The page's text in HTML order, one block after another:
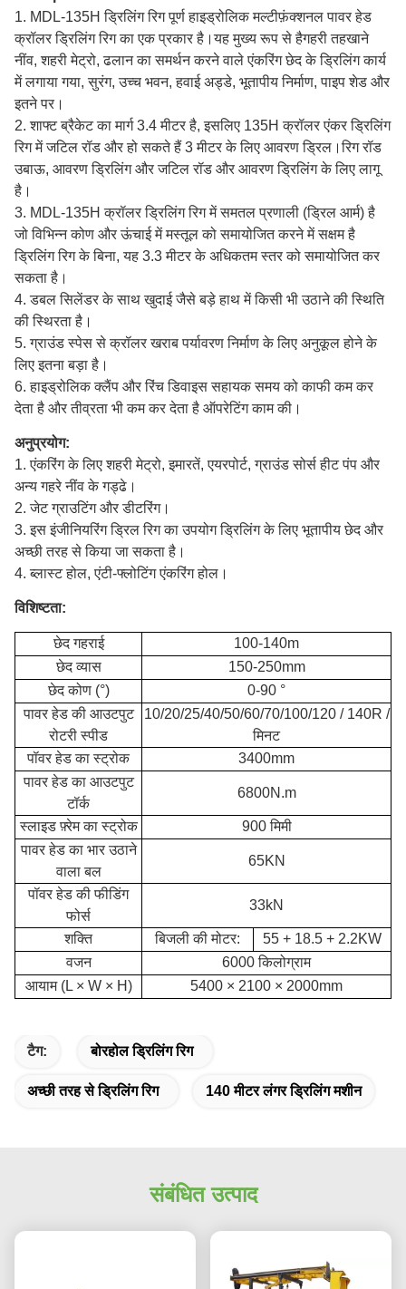
1. MDL-135H ड्रिलिंग रिग पूर्ण हाइड्रोलिक मल्टीफ़ंक्शनल पावर हेड
क्रॉलर ड्रिलिंग रिग का एक प्रकार है।यह मुख्य रूप से हैगहरी तहखाने
नींव, शहरी मेट्रो, ढलान का समर्थन करने वाले एंकरिंग छेद के ड्रिलिंग कार्य
में लगाया गया,सुरंग, उच्च भवन, हवाई अड्डे, भूतापीय निर्माण, पाइप शेड और
इतने पर।
2. शाफ्ट ब्रैकेट का मार्ग 3.4 मीटर है, इसलिए 135H क्रॉलर एंकर ड्रिलिंग
रिग में जटिल रॉड और हो सकते हैं 3 मीटर के लिए आवरण ड्रिल।रिग रॉड
उबाऊ, आवरण ड्रिलिंग और जटिल रॉड और आवरण ड्रिलिंग के लिए लागू
है।
3. MDL-135H क्रॉलर ड्रिलिंग रिग में समतल प्रणाली (ड्रिल आर्म) है
जो विभिन्न कोण और ऊंचाई में मस्तूल को समायोजित करने में सक्षम है
ड्रिलिंग रिग के बिना, यह 3.3 मीटर के अधिकतम स्तर को समायोजित कर
सकता है।
4. डबल सिलेंडर के साथ खुदाई जैसे बड़े हाथ में किसी भी उठाने की स्थिति
की स्थिरता है।
5. ग्राउंड स्पेस से क्रॉलर खराब पर्यावरण निर्माण के लिए अनुकूल होने के
लिए इतना बड़ा है।
6. हाइड्रोलिक क्लैंप और रिंच डिवाइस सहायक समय को काफी कम कर
देता है और तीव्रता भी कम कर देता है ऑपरेटिंग काम की।
अनुप्रयोग:
1. एंकरिंग के लिए शहरी मेट्रो, इमारतें, एयरपोर्ट, ग्राउंड सोर्स हीट पंप और
अन्य गहरे नींव के गड्ढे।
2. जेट ग्राउटिंग और डीटरिंग।
3. इस इंजीनियरिंग ड्रिल रिग का उपयोग ड्रिलिंग के लिए भूतापीय छेद और
अच्छी तरह से किया जा सकता है।
4. ब्लास्ट होल, एंटी-फ्लोटिंग एंकरिंग होल।
विशिष्टता:
छेद गहराई
100-140m
छेद व्यास
150-250mm
छेद कोण (°)
0-90 °
पावर हेड की आउटपुट
रोटरी स्पीड
10/20/25/40/50/60/70/100/120 / 140R /
मिनट
पॉवर हेड का स्ट्रोक
3400mm
पावर हेड का आउटपुट
टॉर्क
6800N.m
स्लाइड फ़्रेम का स्ट्रोक
900 मिमी
पावर हेड का भार उठाने
वाला बल
65KN
पॉवर हेड की फीडिंग
फोर्स
33kN
शक्ति बिजली की मोटर:
55 + 18.5 + 2.2KW
वजन
6000 किलोग्राम
आयाम (L × W × H)
5400 × 2100 × 2000mm
टैग: बोरहोल ड्रिलिंग रिग
अच्छी तरह से ड्रिलिंग रिग 140 मीटर लंगर ड्रिलिंग मशीन
संबंधित उत्पाद